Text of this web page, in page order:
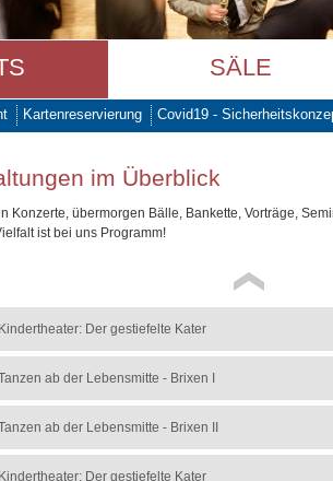
SÄLE
Kartenreservierung Covid19 -
im Überblick
Konzerte, übermorgen Bälle, Bankette, Vorträge,
ist bei uns Programm!
Kindertheater: Der gestiefelte Kater
ab der Lebensmitte - Brixen I
ab der Lebensmitte - Brixen II
Kindertheater: Der gestiefelte Kater